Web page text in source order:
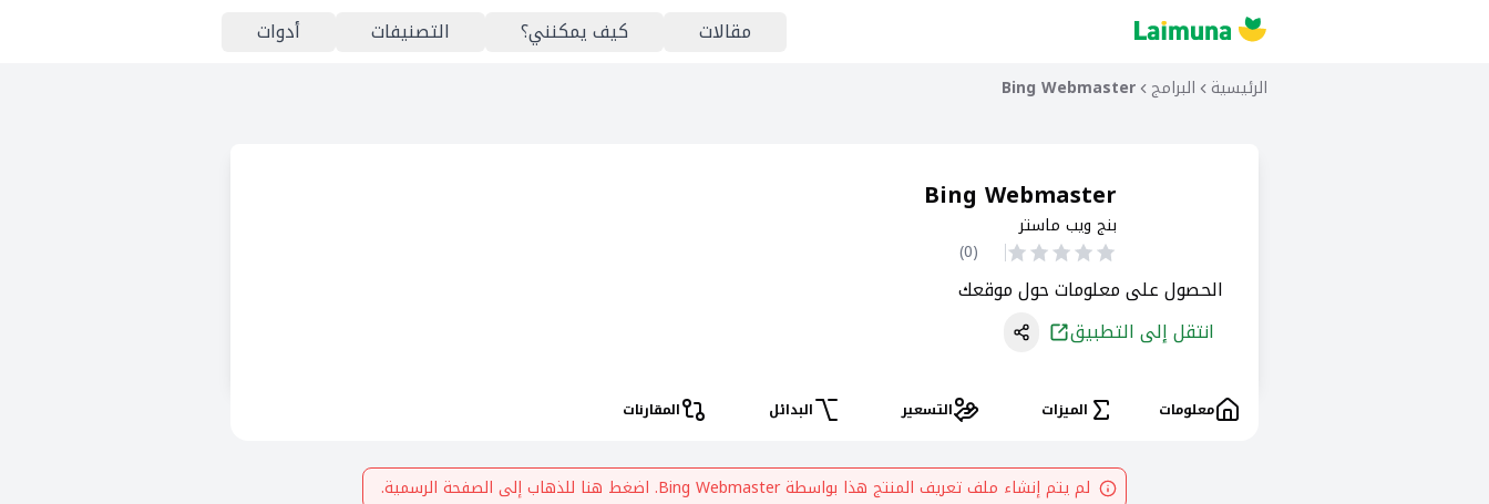
مقالات كيف يمكنني؟ التصنيفات أدوات
الرئيسية البرامج Bing Webmaster
Bing Webmaster
بنج ويب ماستر
(
0
)
الحصول على معلومات حول موقعك
انتقل إلى التطبيق
معلومات الميزات التسعير البدائل المقارنات
لم يتم إنشاء ملف تعريف المنتج هذا بواسطةBing Webmaster. اضغط هنا للذهاب إلى الصفحة الرسمية.